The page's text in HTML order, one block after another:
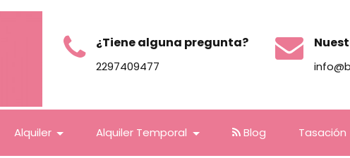
¿Tiene alguna pregunta?
2297409477
Alquiler Alquiler Temporal Blog Tasación